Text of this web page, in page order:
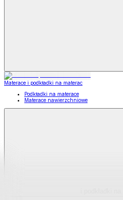
Materace i podkładki na materac
Podkładki na materace
Materace nawierzchniowe